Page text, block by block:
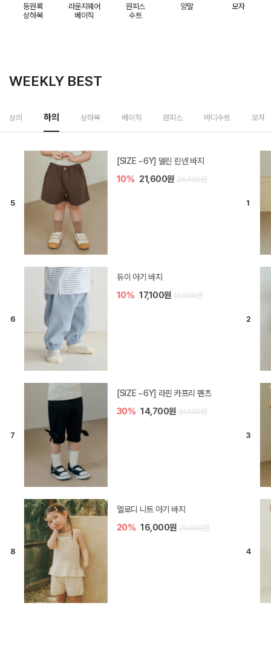
등원룩
상하복
라운지웨어
베이직
원피스
수트
양말 모자
WEEKLY BEST
상의 하의 상하복 베이직 원피스 바디수트 모자
[SIZE ~6Y] 델린 린넨 바지
10% 21,600원 24,000원
듀이 아기 바지
10% 17,100원 19,000원
[SIZE ~6Y] 라핀 카프리 팬츠
30% 14,700원 21,000원
엘로디 니트 아기 바지
20% 16,000원 20,000원